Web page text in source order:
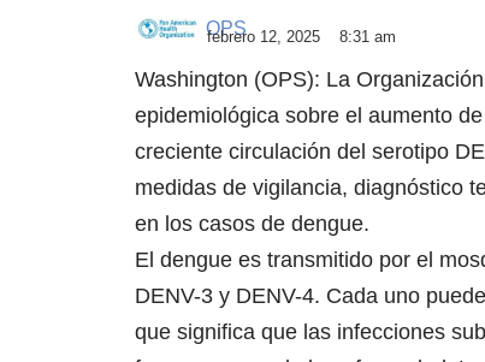
OPS
febrero 12, 2025 8:31 am
Washington (OPS): La
epidemiológica sobre el aumento
creciente circulación del serotipo
medidas de vigilancia, diagnóstico
en los casos de dengue.
El dengue es transmitido por el
DENV-3 y DENV-4. Cada uno
que significa que las infecciones